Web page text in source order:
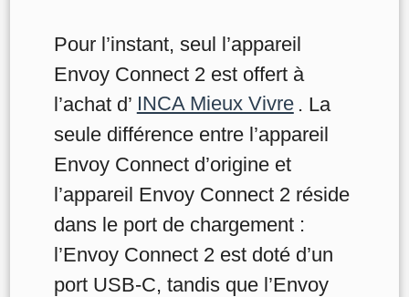
Pour l’instant, seul l’appareil
Envoy Connect 2 est offert à
l’achat d’ INCA Mieux Vivre . La
seule différence entre l’appareil
Envoy Connect d’origine et
l’appareil Envoy Connect 2 réside
dans le port de chargement :
l’Envoy Connect 2 est doté d’un
port USB-C, tandis que l’Envoy